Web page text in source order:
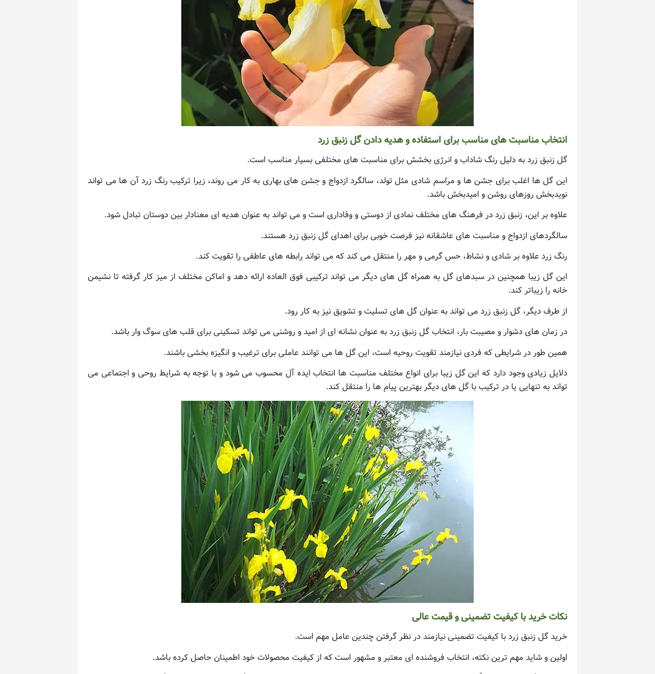
انتخاب مناسبت های مناسب برای استفاده و هدیه دادن گل زنبق زرد
گل زنبق زرد به دلیل رنگ شاداب و انرژی بخشش برای مناسبت های مختلفی بسیار مناسب است.
این گل ها اغلب برای جشن ها و مراسم شادی مثل تولد، سالگرد ازدواج و جشن های بهاری به کار می روند، زیرا ترکیب رنگ زرد آن ها می تواند
نویدبخش روزهای روشن و امیدبخش باشد.
علاوه بر این، زنبق زرد در فرهنگ های مختلف نمادی از دوستی و وفاداری است و می تواند به عنوان هدیه ای معنادار بین دوستان تبادل شود.
سالگردهای ازدواج و مناسبت های عاشقانه نیز فرصت خوبی برای اهدای گل زنبق زرد هستند.
رنگ زرد علاوه بر شادی و نشاط، حس گرمی و مهر را منتقل می کند که می تواند رابطه های عاطفی را تقویت کند.
این گل زیبا همچنین در سبدهای گل به همراه گل های دیگر می تواند ترکیبی فوق العاده ارائه دهد و اماکن مختلف از میز کار گرفته تا نشیمن
خانه را زیباتر کند.
از طرف دیگر، گل زنبق زرد می تواند به عنوان گل های تسلیت و تشویق نیز به کار رود.
در زمان های دشوار و مصیبت بار، انتخاب گل زنبق زرد به عنوان نشانه ای از امید و روشنی می تواند تسکینی برای قلب های سوگ وار باشد.
همین طور در شرایطی که فردی نیازمند تقویت روحیه است، این گل ها می توانند عاملی برای ترغیب و انگیزه بخشی باشند.
دلایل زیادی وجود دارد که این گل زیبا برای انواع مختلف مناسبت ها انتخاب ایده آل محسوب می شود و با توجه به شرایط روحی و اجتماعی می
تواند به تنهایی یا در ترکیب با گل های دیگر بهترین پیام ها را منتقل کند.
نکات خرید با کیفیت تضمینی و قیمت عالی
خرید گل زنبق زرد با کیفیت تضمینی نیازمند در نظر گرفتن چندین عامل مهم است.
اولین و شاید مهم ترین نکته، انتخاب فروشنده ای معتبر و مشهور است که از کیفیت محصولات خود اطمینان حاصل کرده باشد.